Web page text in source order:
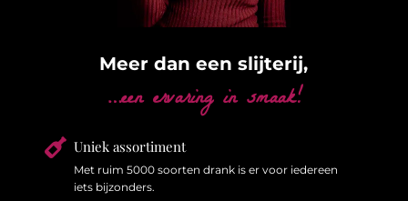
Meer dan een slijterij,
…een ervaring in smaak!
 Uniek assortiment
Met ruim 5000 soorten drank is er voor iedereen
iets bijzonders.